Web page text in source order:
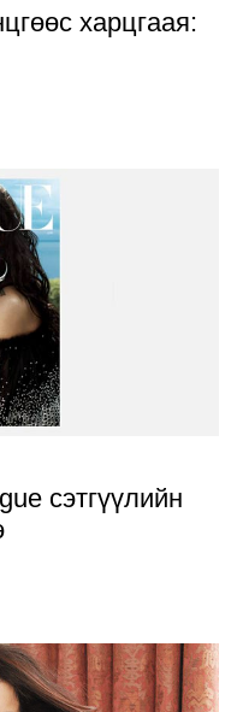
харцгаая:
сэтгүүлийн